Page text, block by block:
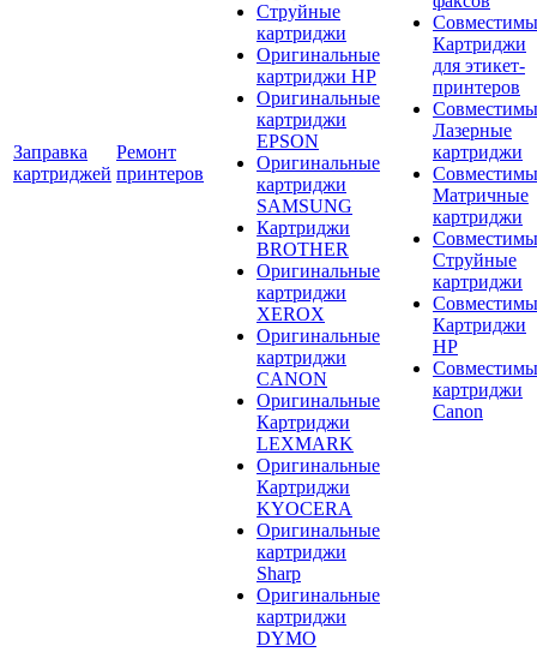
Заправка
картриджей
Ремонт
принтеров
Струйные
картриджи
Оригинальные
картриджи HP
Оригинальные
картриджи
EPSON
Оригинальные
картриджи
SAMSUNG
Картриджи
BROTHER
Оригинальные
картриджи
XEROX
Оригинальные
картриджи
CANON
Оригинальные
Картриджи
LEXMARK
Оригинальные
Картриджи
KYOCERA
Оригинальные
картриджи
Sharp
Оригинальные
картриджи
DYMO
Картриджи
для этикет-
принтеров
Лазерные
картриджи
Матричные
картриджи
Струйные
картриджи
Картриджи
HP
картриджи
Canon